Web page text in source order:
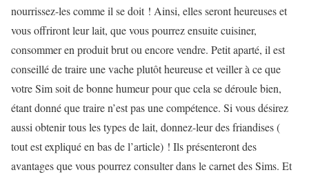
nourrissez-les comme il se doit ! Ainsi, elles seront heureuses et
vous offriront leur lait, que vous pourrez ensuite cuisiner,
consommer en produit brut ou encore vendre. Petit aparté, il est
conseillé de traire une vache plutôt heureuse et veiller à ce que
votre Sim soit de bonne humeur pour que cela se déroule bien,
étant donné que traire n’est pas une compétence. Si vous désirez
aussi obtenir tous les types de lait, donnez-leur des friandises (
tout est expliqué en bas de l’article) ! Ils présenteront des
avantages que vous pourrez consulter dans le carnet des Sims. Et